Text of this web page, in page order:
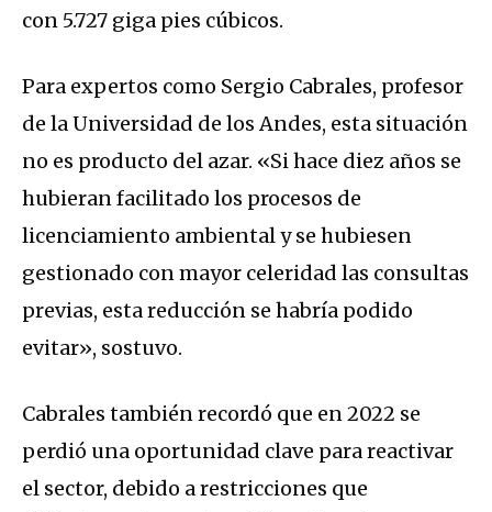
con 5.727 giga pies cúbicos.
Para expertos como Sergio Cabrales, profesor
de la Universidad de los Andes, esta situación
no es producto del azar. «Si hace diez años se
hubieran facilitado los procesos de
licenciamiento ambiental y se hubiesen
gestionado con mayor celeridad las consultas
previas, esta reducción se habría podido
evitar», sostuvo.
Cabrales también recordó que en 2022 se
perdió una oportunidad clave para reactivar
el sector, debido a restricciones que